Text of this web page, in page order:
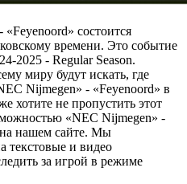
состоится
времени. Это событие
2025 - Regular Season.
миру будут искать, где
Nijmegen» - «Feyenoord» в
хотите не пропустить этот
«NEC Nijmegen» -
на нашем сайте. Мы
текстовые и видео
за игрой в режиме